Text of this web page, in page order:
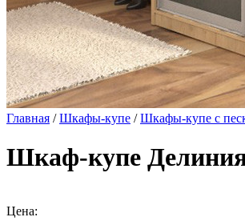
Главная /Шкафы-купе /Шкафы-купе с
Шкаф-купе
Цена: